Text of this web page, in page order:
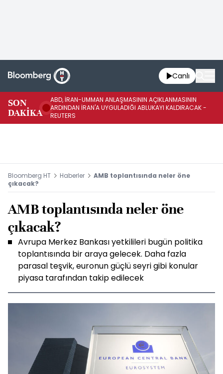
Canlı
SON
DAKİKA
ABD, İRAN-UMMAN ANLAŞMASININ AÇIKLANMASININ
ARDINDAN İRAN'A UYGULADIĞI ABLUKAYI KALDIRACAK -
REUTERS
Bloomberg HT Haberler
AMB toplantısında neler öne
çıkacak?
AMB toplantısında neler öne
çıkacak?
Avrupa Merkez Bankası yetkilileri bugün politika
toplantısında bir araya gelecek. Daha fazla
parasal teşvik, euronun güçlü seyri gibi konular
piyasa tarafından takip edilecek